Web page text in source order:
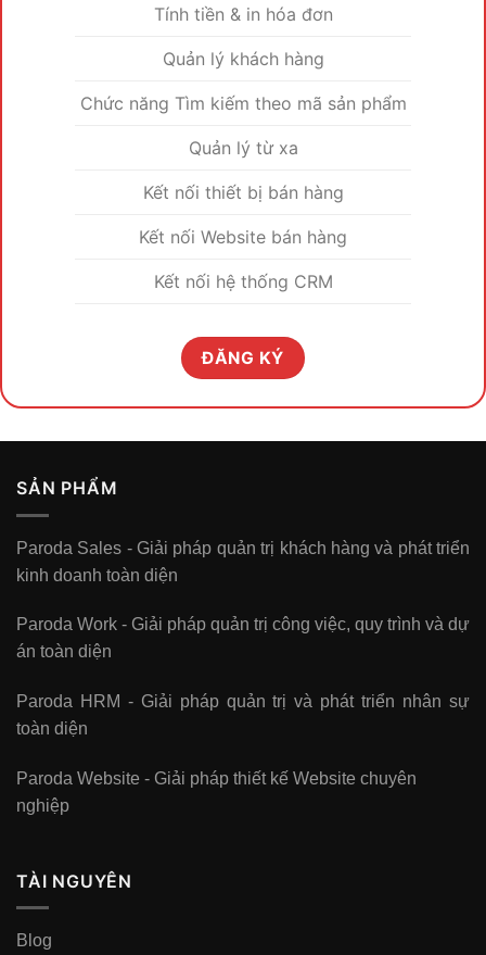
Tính tiền & in hóa đơn
Quản lý khách hàng
Chức năng Tìm kiếm theo mã sản phẩm
Quản lý từ xa
Kết nối thiết bị bán hàng
Kết nối Website bán hàng
Kết nối hệ thống CRM
ĐĂNG KÝ
SẢN PHẨM
Paroda Sales - Giải pháp quản trị khách hàng và phát triển
kinh doanh toàn diện
Paroda Work - Giải pháp quản trị công việc, quy trình và dự
án toàn diện
Paroda HRM - Giải pháp quản trị và phát triển nhân sự
toàn diện
Paroda Website - Giải pháp thiết kế Website chuyên
nghiệp
TÀI NGUYÊN
Blog